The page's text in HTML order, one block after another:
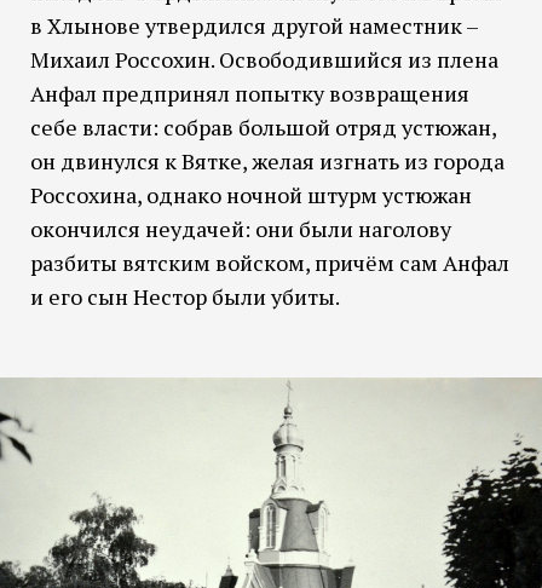
в Хлынове утвердился другой наместник –
Михаил Россохин. Освободившийся из плена
Анфал предпринял попытку возвращения
себе власти: собрав большой отряд устюжан,
он двинулся к Вятке, желая изгнать из города
Россохина, однако ночной штурм устюжан
окончился неудачей: они были наголову
разбиты вятским войском, причём сам Анфал
и его сын Нестор были убиты.